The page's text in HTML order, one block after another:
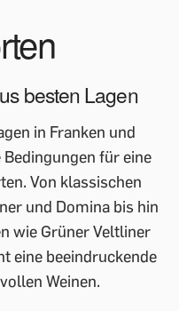
besten Lagen
in Franken und
für eine
Von klassischen
und Domina bis hin
wie Grüner Veltliner
eine beeindruckende
Weinen.